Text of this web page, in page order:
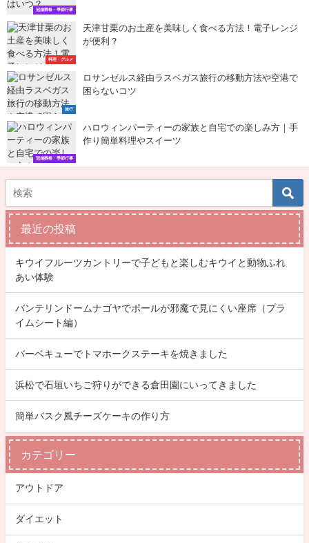
冠婚葬祭・季節行事
料理・グルメ
天津甘栗のお土産を美味しく食べる方法！電子レンジ
が便利？
旅行
ロサンゼルス経由ラスベガス旅行の移動方法や空港で
困らないコツ
冠婚葬祭・季節行事
ハロウィンパーティーの家族と自宅での楽しみ方｜手
作り簡単料理やスイーツ
最近の投稿
キウイフルーツカントリーで子どもと楽しむキウイと動物ふれ
あい体験
バンテリンドームナゴヤでポールが邪魔で見にくい座席（プラ
イムシート編）
バーベキューでトマホークステーキを焼きました
浜松で石垣いちご狩りができる倉田園にいってきました
簡単バスク風チーズケーキの作り方
カテゴリー
アウトドア
ダイエット